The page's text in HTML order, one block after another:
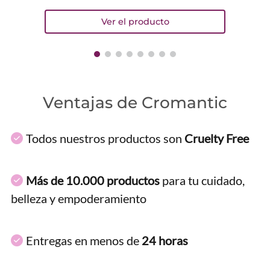
Ventajas de Cromantic
Todos nuestros productos son Cruelty Free
Más de 10.000 productos para tu cuidado,
belleza y empoderamiento
Entregas en menos de 24 horas